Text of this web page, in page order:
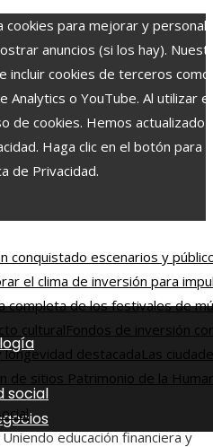
para mejorar y
anuncios (si los hay).
incluir cookies de terceros como
Analytics o YouTube. Al utilizar
de cookies. Hemos actualizado
Haga clic en el botón para
de Privacidad.
conquistado escenarios y
el clima de inversión para
completa de los festivales de
culturalFondos de inversión
destacadaLas
de sitios Patrimonio de la
social
educación financiera y